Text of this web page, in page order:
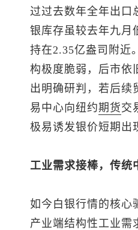
过过去数年全年出口
银库存虽较去年九月
持在2.35亿盎司附近
构极度脆弱，后市依
出明确研判，若后续
易中心向纽约期货交
极易诱发银价短期出
工业需求接棒，传统
如今白银行情的核心
产业端结构性工业需